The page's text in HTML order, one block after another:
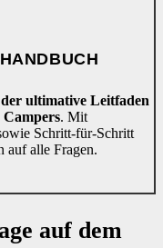
ultimative Leitfaden
Campers. Mit
Schritt-für-Schritt
auf alle Fragen.
auf dem